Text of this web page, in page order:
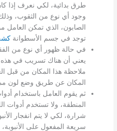
طرق بدائية، لكي نعرف إذا
وجود أي نوع من الثقوب،
الصابون، الذي تمكن العامل
توجد في جسم الأسطوانة
في حالة ظهور أي نوع من
يعني أن هناك تسريب في هذه
ملاحظة هذا المكان من قبل
المكان عن طريق وضع لون
ثم يقوم العامل باستخدام
المنطقة، ولا تستخدم أدوات
شرارة، لكي لا يتم انفجار
سريعة المفعول على